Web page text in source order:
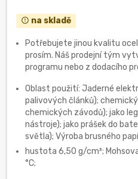
error_outline na skladě
Potřebujete jinou kvalitu
prosím. Náš prodejní tým
programu nebo z dodacího
Oblast použití: Jaderné
palivových článků);
chemických závodů); jako
nástroje); jako prášek do
světla); Výroba brusného
hustota 6,50 g/cm³;
°C;